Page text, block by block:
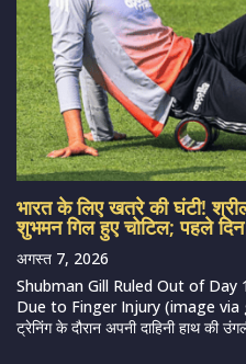
भारत के लिए खतरे की घंटी!
शुभमन गिल हुए चोटिल; पहले
अगस्त 7, 2026
Shubman Gill Ruled Out of
Due to Finger Injury (image via
ट्रेनिंग के दौरान अपनी दाहिनी हाथ की